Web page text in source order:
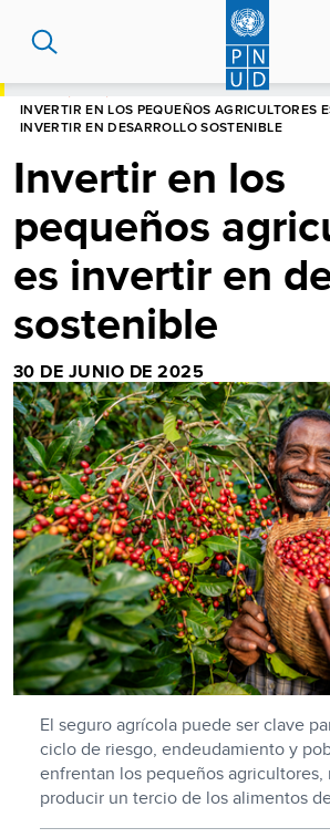
contenido
principal
INVERTIR EN LOS PEQUEÑOS AGRICULTORES
INVERTIR EN DESARROLLO SOSTENIBLE
Invertir en los
pequeños
es invertir en
sostenible
30 DE JUNIO DE 2025
El seguro agrícola puede ser clave
ciclo de riesgo, endeudamiento y
enfrentan los pequeños agricultores,
producir un tercio de los alimentos